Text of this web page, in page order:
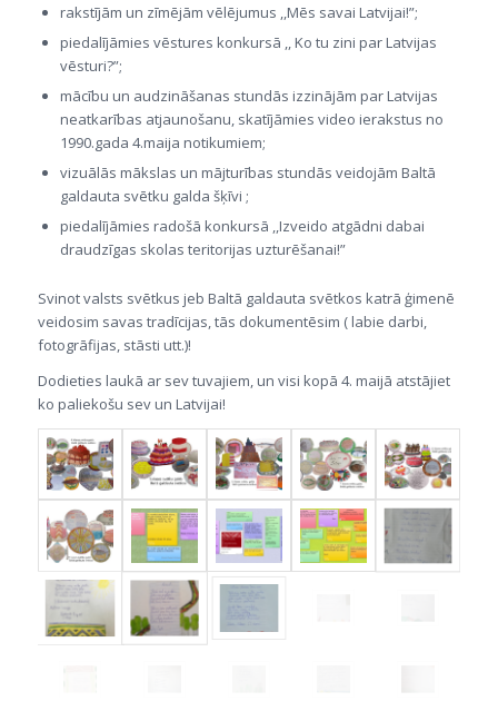
rakstījām un zīmējām vēlējumus ,,Mēs savai Latvijai!”;
piedalījāmies vēstures konkursā ,, Ko tu zini par Latvijas
vēsturi?”;
mācību un audzināšanas stundās izzinājām par Latvijas
neatkarības atjaunošanu, skatījāmies video ierakstus no
1990.gada 4.maija notikumiem;
vizuālās mākslas un mājturības stundās veidojām Baltā
galdauta svētku galda šķīvi ;
piedalījāmies radošā konkursā ,,Izveido atgādni dabai
draudzīgas skolas teritorijas uzturēšanai!”
Svinot valsts svētkus jeb Baltā galdauta svētkos katrā ģimenē
veidosim savas tradīcijas, tās dokumentēsim ( labie darbi,
fotogrāfijas, stāsti utt.)!
Dodieties laukā ar sev tuvajiem, un visi kopā 4. maijā atstājiet
ko paliekošu sev un Latvijai!